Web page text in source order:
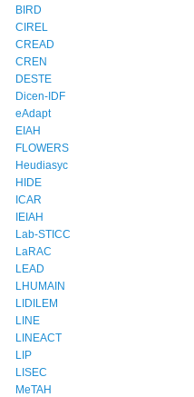
BIRD
CIREL
CREAD
CREN
DESTE
Dicen-IDF
eAdapt
EIAH
FLOWERS
Heudiasyc
HIDE
ICAR
IEIAH
Lab-STICC
LaRAC
LEAD
LHUMAIN
LIDILEM
LINE
LINEACT
LIP
LISEC
MeTAH